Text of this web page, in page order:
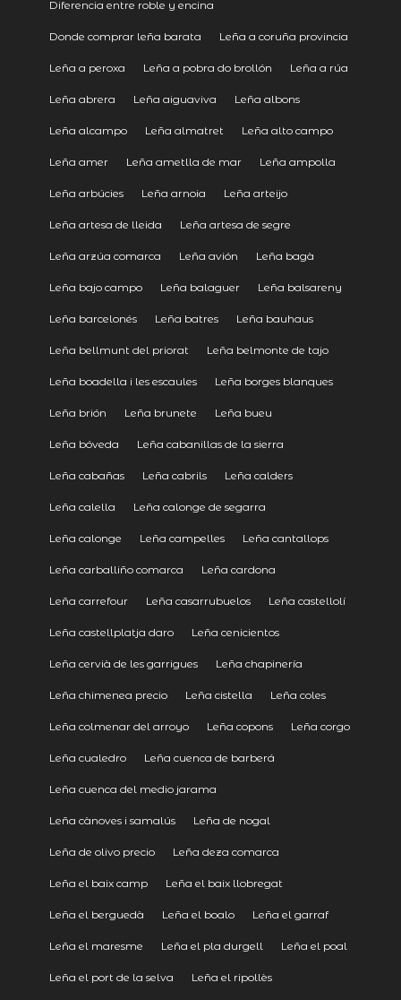
Diferencia entre roble y encina
Donde comprar leña barata Leña a coruña provincia
Leña a peroxa Leña a pobra do brollón Leña a rúa
Leña abrera Leña aiguaviva Leña albons
Leña alcampo Leña almatret Leña alto campo
Leña amer Leña ametlla de mar Leña ampolla
Leña arbúcies Leña arnoia Leña arteijo
Leña artesa de lleida Leña artesa de segre
Leña arzúa comarca Leña avión Leña bagà
Leña bajo campo Leña balaguer Leña balsareny
Leña barcelonés Leña batres Leña bauhaus
Leña bellmunt del priorat Leña belmonte de tajo
Leña boadella i les escaules Leña borges blanques
Leña brión Leña brunete Leña bueu
Leña bóveda Leña cabanillas de la sierra
Leña cabañas Leña cabrils Leña calders
Leña calella Leña calonge de segarra
Leña calonge Leña campelles Leña cantallops
Leña carballiño comarca Leña cardona
Leña carrefour Leña casarrubuelos Leña castellolí
Leña castellplatja daro Leña cenicientos
Leña cervià de les garrigues Leña chapinería
Leña chimenea precio Leña cistella Leña coles
Leña colmenar del arroyo Leña copons Leña corgo
Leña cualedro Leña cuenca de barberá
Leña cuenca del medio jarama
Leña cànoves i samalús Leña de nogal
Leña de olivo precio Leña deza comarca
Leña el baix camp Leña el baix llobregat
Leña el berguedà Leña el boalo Leña el garraf
Leña el maresme Leña el pla durgell Leña el poal
Leña el port de la selva Leña el ripollès